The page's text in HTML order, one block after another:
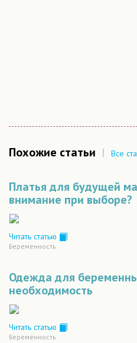
Похожие статьи | Все
Платья для будущей
внимание при выборе?
Читать статью
Беременность
Одежда для
необходимость
Читать статью
Беременность